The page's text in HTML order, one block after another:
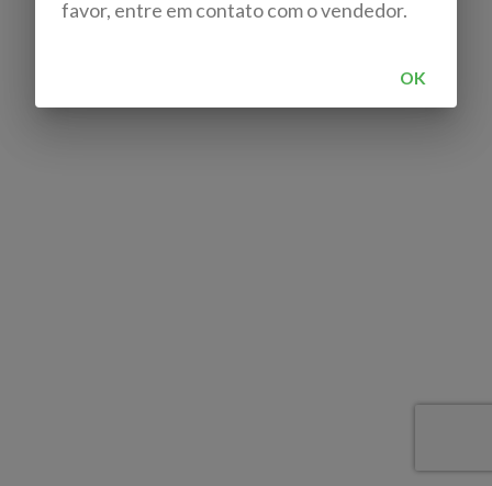
favor, entre em contato com o vendedor.
OK